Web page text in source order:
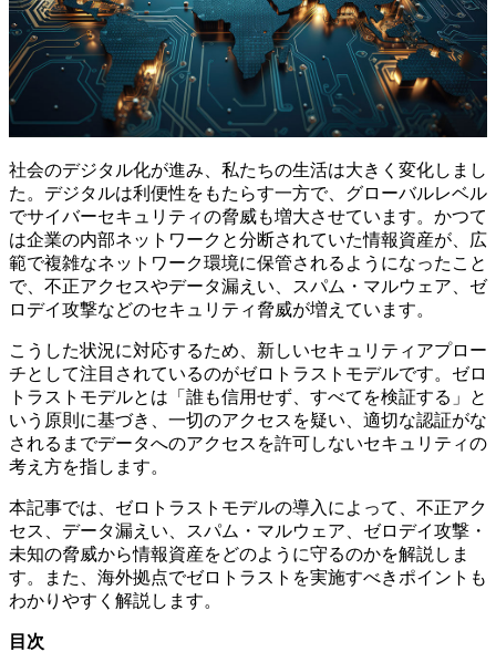
社会のデジタル化が進み、私たちの生活は大きく変化しまし
た。デジタルは利便性をもたらす一方で、グローバルレベル
でサイバーセキュリティの脅威も増大させています。かつて
は企業の内部ネットワークと分断されていた情報資産が、広
範で複雑なネットワーク環境に保管されるようになったこと
で、不正アクセスやデータ漏えい、スパム・マルウェア、ゼ
ロデイ攻撃などのセキュリティ脅威が増えています。
こうした状況に対応するため、新しいセキュリティアプロー
チとして注目されているのがゼロトラストモデルです。ゼロ
トラストモデルとは「誰も信用せず、すべてを検証する」と
いう原則に基づき、一切のアクセスを疑い、適切な認証がな
されるまでデータへのアクセスを許可しないセキュリティの
考え方を指します。
本記事では、ゼロトラストモデルの導入によって、不正アク
セス、データ漏えい、スパム・マルウェア、ゼロデイ攻撃・
未知の脅威から情報資産をどのように守るのかを解説しま
す。また、海外拠点でゼロトラストを実施すべきポイントも
わかりやすく解説します。
目次